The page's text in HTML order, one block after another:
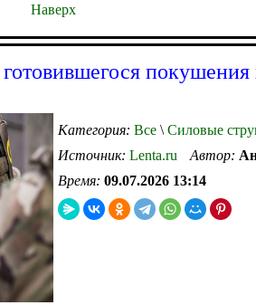
Наверх
покушения
Категория: Все \ Силовые
Источник: Lenta.ru Автор:
Время: 09.07.2026 13:14